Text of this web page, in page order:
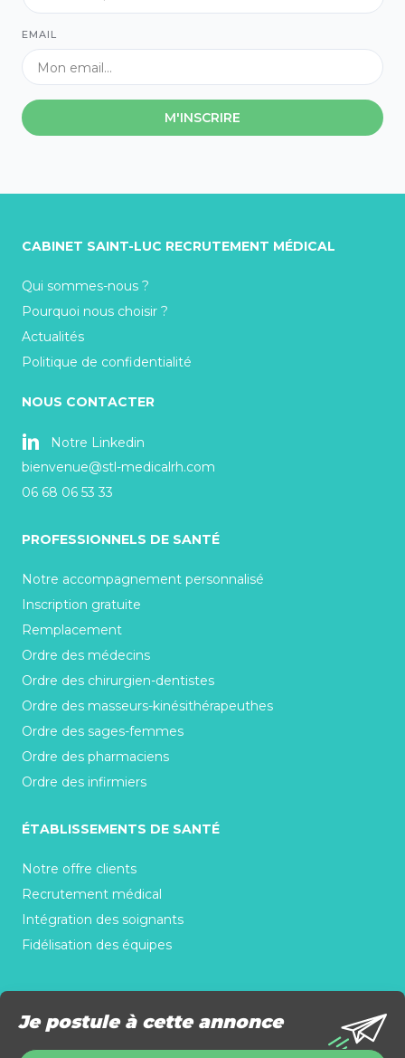
Je postule à cette annonce
EMAIL
M'INSCRIRE
CABINET SAINT-LUC RECRUTEMENT MÉDICAL
Qui sommes-nous ?
Pourquoi nous choisir ?
Actualités
Politique de confidentialité
NOUS CONTACTER
Notre Linkedin
bienvenue@stl-medicalrh.com
06 68 06 53 33
PROFESSIONNELS DE SANTÉ
Notre accompagnement personnalisé
Inscription gratuite
Remplacement
Ordre des médecins
Ordre des chirurgien-dentistes
Ordre des masseurs-kinésithérapeuthes
Ordre des sages-femmes
Ordre des pharmaciens
Ordre des infirmiers
ÉTABLISSEMENTS DE SANTÉ
Notre offre clients
Recrutement médical
Intégration des soignants
Fidélisation des équipes
Copyright © 2026 www.stl-medicalrh.com